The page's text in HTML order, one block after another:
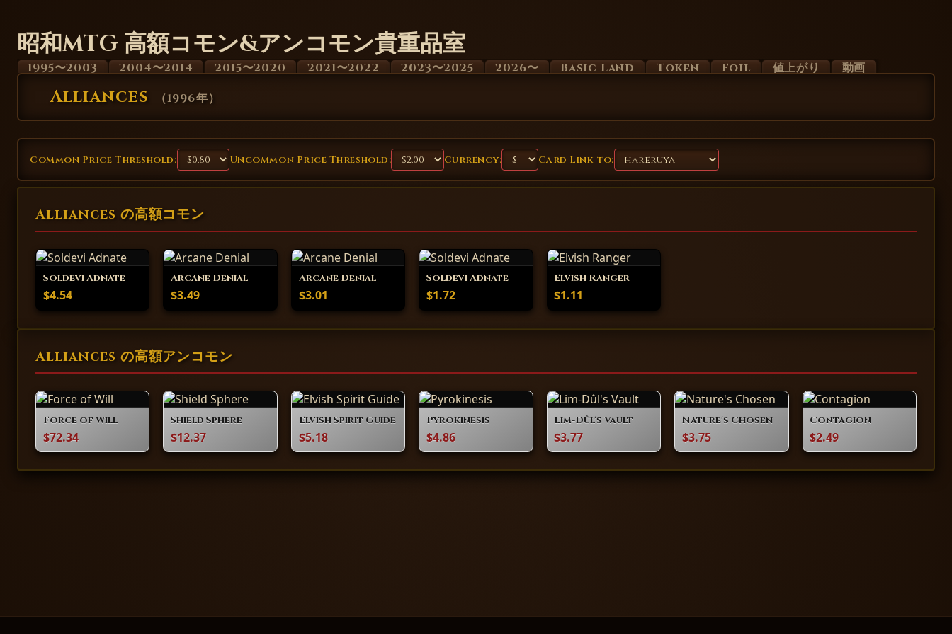
昭和MTG 高額コモン&アンコモン貴重品室
1995〜2003 2004〜2014 2015〜2020 2021〜2022 2023〜2025 2026〜 Basic Land Token Foil 値上がり 動画
Alliances （1996年）
Common Price Threshold: Uncommon Price Threshold: Currency: Card Link to:
Alliances の高額コモン
Soldevi Adnate
$4.54
Arcane Denial
$3.49
Arcane Denial
$3.01
Soldevi Adnate
$1.72
Elvish Ranger
$1.11
Alliances の高額アンコモン
Force of Will
$72.34
Shield Sphere
$12.37
Elvish Spirit Guide
$5.18
Pyrokinesis
$4.86
Lim-Dûl's Vault
$3.77
Nature's Chosen
$3.75
Contagion
$2.49